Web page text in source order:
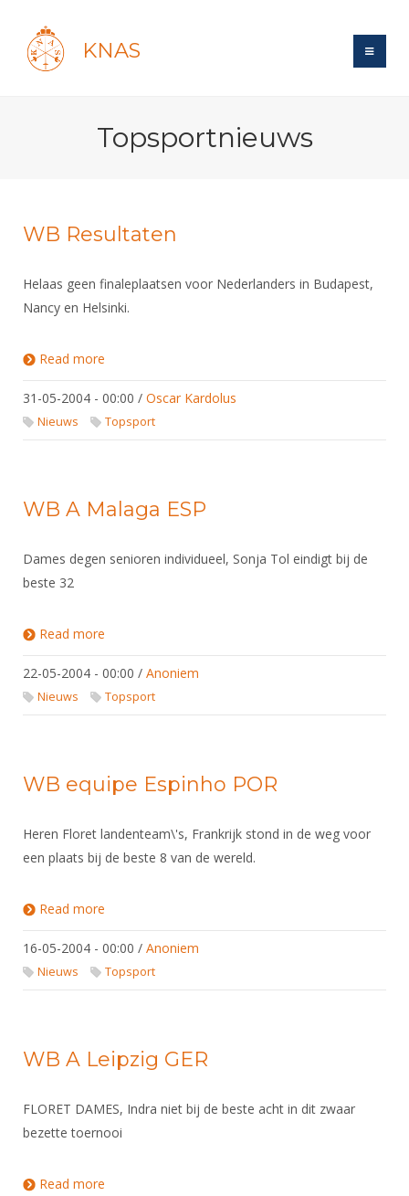
KNAS
Forums
Maandelijks archief
Evenement
Website
Historie
Lidmaatschap
Tarieven
Reglementen
Organisatie
Leden van Verdiensten
Vacatures
Bondsbureau
Contact
Medewerkers
Nieuws
Witte Vlekkenplan
Oprichting Vereniging
Overschrijven leden
Recreatiesport
Veteranen
Lichtzwaardschermen
Wedstrijdsport
Ranglijsten
Reglementen
Schermpaspoort
KNAS Keurmerk
NK's
JEC
Wedstrijdorganisatie
Aanvragen van scheidsrechters
Scheidsrechterslijst
NK organiseren
Nieuws
Oranje
FBT
Talentontwikkeling
Atletencommissie
Internationale aanmeldingen
Voor de jeugd
Jeugdkampen
Brassardsysteem
Nieuws
Nationale opleidingen
Internationale opleidingen
Leraar
Voor scheidsrechters
Opleidingen
Tuchtzaken
Archief
Infotheek
Touché
Forums
Forums
Schermforum
Nieuws
Contact
NK organiseren
Topsportnieuws
WB Resultaten
Helaas geen finaleplaatsen voor Nederlanders in Budapest,
Nancy en Helsinki.
Read more
31-05-2004 - 00:00 / Oscar Kardolus
Nieuws Topsport
WB A Malaga ESP
Dames degen senioren individueel, Sonja Tol eindigt bij de
beste 32
Read more
22-05-2004 - 00:00 / Anoniem
Nieuws Topsport
WB equipe Espinho POR
Heren Floret landenteam\'s, Frankrijk stond in de weg voor
een plaats bij de beste 8 van de wereld.
Read more
16-05-2004 - 00:00 / Anoniem
Nieuws Topsport
WB A Leipzig GER
FLORET DAMES, Indra niet bij de beste acht in dit zwaar
bezette toernooi
Read more